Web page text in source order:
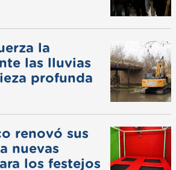
la
las lluvias
profunda
renovó sus
nuevas
los festejos